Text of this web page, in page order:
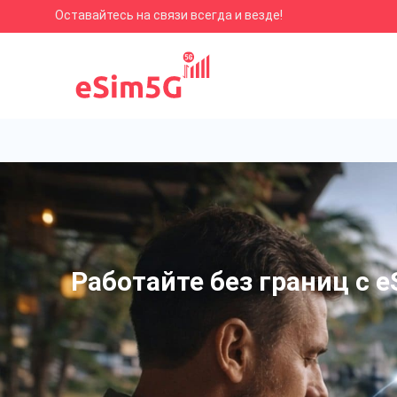
Оставайтесь на связи всегда и везде!
Работайте без границ с